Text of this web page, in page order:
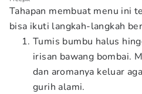
Tahapan membuat menu ini
bisa ikuti langkah-langkah
Tumis bumbu halus
irisan bawang bombai.
dan aromanya keluar
gurih alami.